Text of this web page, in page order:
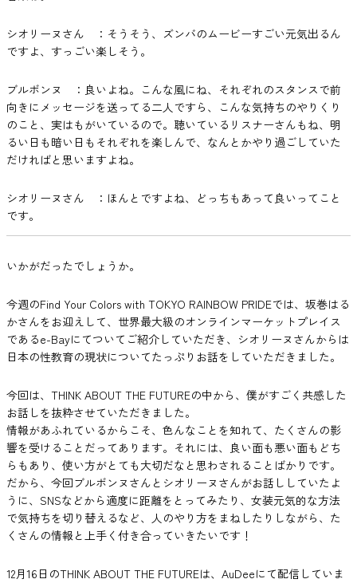
シオリーヌさん ：そうそう、ズンバのムービーすごい元気出るん
ですよ、すっごい楽しそう。
ブルボンヌ ：良いよね。こんな風にね、それぞれのスタンスで前
向きにメッセージを送ってる二人ですら、こんな気持ちのやりくり
のこと、実はもがいているので。聴いているリスナーさんもね、明
るい日も暗い日もそれぞれを楽しんで、なんとかやり過ごしていた
だければと思いますよね。
シオリーヌさん ：ほんとですよね、どっちもあって良いってこと
です。
いかがだったでしょうか。
今週のFind Your Colors with TOKYO RAINBOW PRIDEでは、坂巻はる
かさんをお迎えして、世界最大級のオンラインマーケットプレイス
であるe-Bayにてついてご紹介していただき、シオリーヌさんからは
日本の性教育の現状についてたっぷりお話をしていただきました。
今回は、THINK ABOUT THE FUTUREの中から、僕がすごく共感した
お話しを抜粋させていただきました。
情報があふれているからこそ、色んなことを知れて、たくさんの影
響を受けることだってあります。それには、良い面も悪い面もどち
らもあり、使い方がとても大切だなと思わされることばかりです。
だから、今回ブルボンヌさんとシオリーヌさんがお話ししていたよ
うに、SNSなどから適度に距離をとってみたり、女装元気的な方法
で気持ちを切り替えるなど、人のやり方をまねしたりしながら、た
くさんの情報と上手く付き合っていきたいです！
12月16日のTHINK ABOUT THE FUTUREは、AuDeeにて配信していま